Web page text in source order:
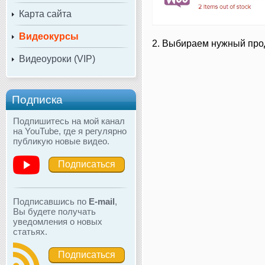
Карта сайта
Видеокурсы
Видеоуроки (VIP)
Подписка
Подпишитесь на мой канал
на YouTube, где я регулярно
публикую новые видео.
Подписаться
Подписавшись по E-mail,
Вы будете получать
уведомления о новых
статьях.
Подписаться
2. Выбираем нужный